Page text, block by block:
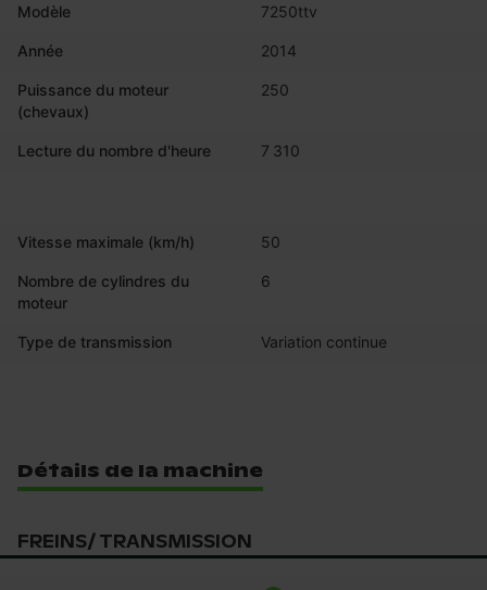
Modèle 7250ttv
Année 2014
Puissance du moteur
(chevaux)
250
Lecture du nombre d'heure 7 310
Vitesse maximale (km/h) 50
Nombre de cylindres du
moteur
6
Type de transmission Variation continue
Détails de la machine
FREINS/ TRANSMISSION